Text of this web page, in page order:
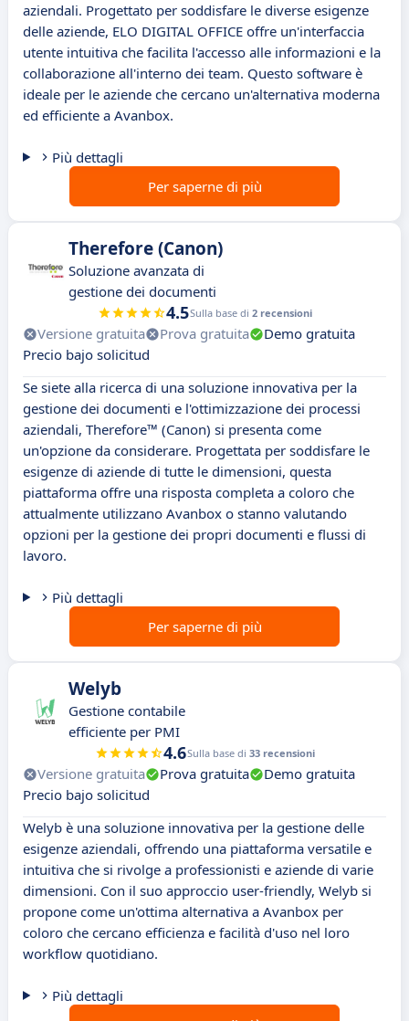
aziendali. Progettato per soddisfare le diverse esigenze
delle aziende, ELO DIGITAL OFFICE offre un'interfaccia
utente intuitiva che facilita l'accesso alle informazioni e la
collaborazione all'interno dei team. Questo software è
ideale per le aziende che cercano un'alternativa moderna
ed efficiente a Avanbox.
Più dettagli
Per saperne di più
Therefore (Canon)
Soluzione avanzata di
gestione dei documenti
4.5Sulla base di 2 recensioni
Versione gratuita Prova gratuita
Demo gratuita
Precio bajo solicitud
Se siete alla ricerca di una soluzione innovativa per la
gestione dei documenti e l'ottimizzazione dei processi
aziendali, Therefore™ (Canon) si presenta come
un'opzione da considerare. Progettata per soddisfare le
esigenze di aziende di tutte le dimensioni, questa
piattaforma offre una risposta completa a coloro che
attualmente utilizzano Avanbox o stanno valutando
opzioni per la gestione dei propri documenti e flussi di
lavoro.
Più dettagli
Per saperne di più
Welyb
Gestione contabile
efficiente per PMI
4.6Sulla base di 33 recensioni
Versione gratuita Prova gratuita
Demo gratuita
Precio bajo solicitud
Welyb è una soluzione innovativa per la gestione delle
esigenze aziendali, offrendo una piattaforma versatile e
intuitiva che si rivolge a professionisti e aziende di varie
dimensioni. Con il suo approccio user-friendly, Welyb si
propone come un'ottima alternativa a Avanbox per
coloro che cercano efficienza e facilità d'uso nel loro
workflow quotidiano.
Più dettagli